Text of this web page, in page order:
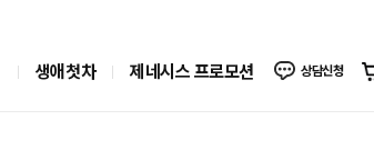
생애첫차 제네시스 프로모션 상담신청